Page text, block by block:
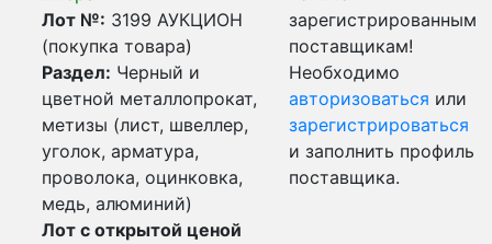
Лот №: 3199 АУКЦИОН
(покупка товара)
Раздел: Черный и
цветной металлопрокат,
метизы (лист, швеллер,
уголок, арматура,
проволока, оцинковка,
медь, алюминий)
Лот с открытой ценой
зарегистрированным
поставщикам!
Необходимо
авторизоваться или
зарегистрироваться
и заполнить профиль
поставщика.